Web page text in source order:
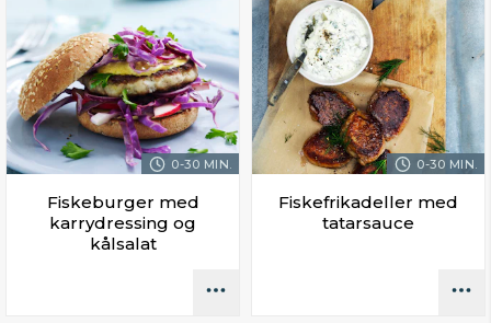
0-30 MIN.
Fiskeburger med
karrydressing og
kålsalat
0-30 MIN.
Fiskefrikadeller med
tatarsauce